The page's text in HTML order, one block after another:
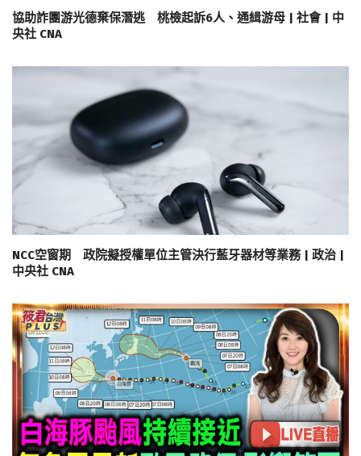
協助詐團游光德棄保潛逃 桃檢起訴6人、通緝游母 | 社會 | 中
央社 CNA
NCC空窗期 政院擬授權單位主管決行藍牙器材等業務 | 政治 |
中央社 CNA